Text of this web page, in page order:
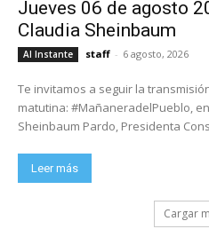
Jueves 06 de agosto
Claudia Sheinbaum
Al Instante staff - 6 agosto, 2026
Te invitamos a seguir la
matutina: #MañaneradelPueblo,
Sheinbaum Pardo, Presidenta
Leer más
Cargar